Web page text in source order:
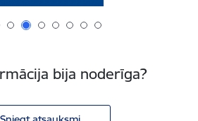
bija noderīga?